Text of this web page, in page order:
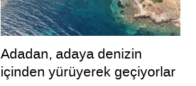
Adadan, adaya denizin
içinden yürüyerek geçiyorlar